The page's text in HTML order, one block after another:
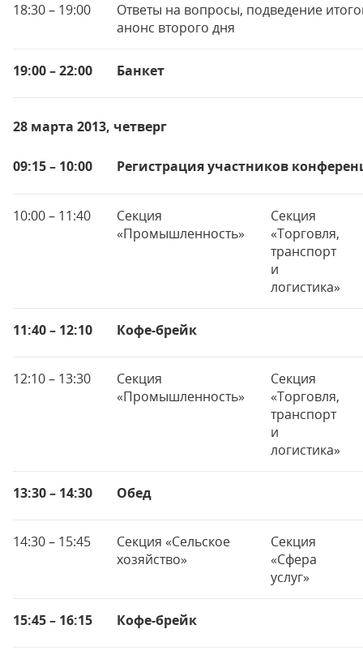
18:30 – 19:00
Ответы на вопросы, подведение
анонс второго дня
19:00 – 22:00 Банкет
28 марта 2013, четверг
09:15 – 10:00 Регистрация участников
10:00 – 11:40
Секция
«Промышленность»
Секция
«Торговля,
транспорт
и
логистика»
11:40 – 12:10 Кофе-брейк
12:10 – 13:30
Секция
«Промышленность»
Секция
«Торговля,
транспорт
и
логистика»
13:30 – 14:30 Обед
14:30 – 15:45
Секция «Сельское
хозяйство»
Секция
«Сфера
услуг»
15:45 – 16:15 Кофе-брейк